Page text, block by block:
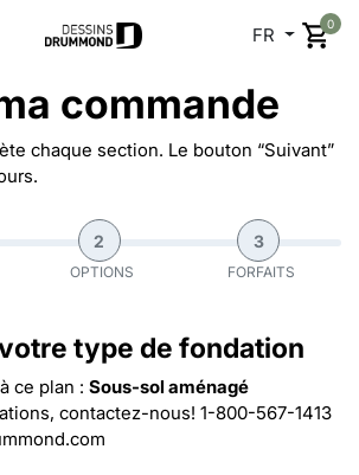
FR
0
commande
chaque section. Le bouton “Suivant”
2
OPTIONS
3
FORFAITS
type de fondation
ce plan : Sous-sol aménagé
contactez-nous! 1-800-567-1413